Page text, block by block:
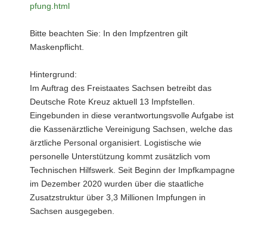
pfung.html
Bitte beachten Sie: In den Impfzentren gilt
Maskenpflicht.
Hintergrund:
Im Auftrag des Freistaates Sachsen betreibt das
Deutsche Rote Kreuz aktuell 13 Impfstellen.
Eingebunden in diese verantwortungsvolle Aufgabe ist
die Kassenärztliche Vereinigung Sachsen, welche das
ärztliche Personal organisiert. Logistische wie
personelle Unterstützung kommt zusätzlich vom
Technischen Hilfswerk. Seit Beginn der Impfkampagne
im Dezember 2020 wurden über die staatliche
Zusatzstruktur über 3,3 Millionen Impfungen in
Sachsen ausgegeben.